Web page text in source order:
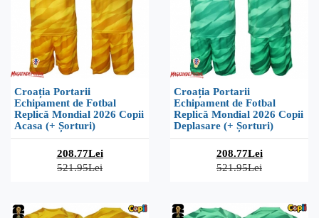
Croația Portarii
Echipament de Fotbal
Replică Mondial 2026 Copii
Acasa (+ Șorturi)
208.77Lei
521.95Lei
Croația Portarii
Echipament de Fotbal
Replică Mondial 2026 Copii
Deplasare (+ Șorturi)
208.77Lei
521.95Lei